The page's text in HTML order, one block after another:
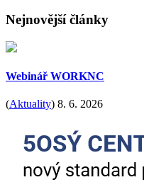
Nejnovější články
Webinář WORKNC
(Aktuality) 8. 6. 2026